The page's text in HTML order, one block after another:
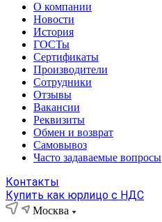
О компании
Новости
История
ГОСТы
Сертификаты
Производители
Сотрудники
Отзывы
Вакансии
Реквизиты
Обмен и возврат
Самовывоз
Часто задаваемые вопросы
Контакты
Купить как юрлицо с НДС
Москва